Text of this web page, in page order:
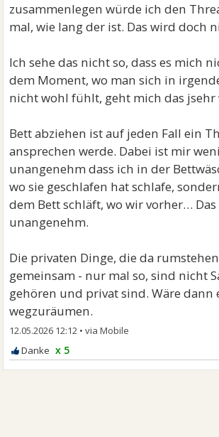
zusammenlegen würde ich den
mal, wie lang der ist. Das wird doch
Ich sehe das nicht so, dass es mich
dem Moment, wo man sich in
nicht wohl fühlt, geht mich das jsehr
Bett abziehen ist auf jeden Fall ein
ansprechen werde. Dabei ist mir
unangenehm dass ich in der
wo sie geschlafen hat schlafe,
dem Bett schläft, wo wir vorher…
unangenehm.
Die privaten Dinge, die da
gemeinsam - nur mal so, sind nicht
gehören und privat sind. Wäre dann
wegzuräumen.
12.05.2026 12:12 •
x 5